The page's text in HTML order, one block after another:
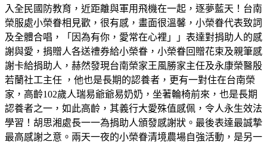
入全民國防教育，近距離與軍用飛機在一起，逐夢藍天！台南
榮服處小榮眷相見歡，很有感，畫面很溫馨，小榮眷代表致詞
及全體合唱，「因為有你，愛常在心裡」」表達對捐助人的感
謝與愛，捐贈人各送禮券給小榮眷，小榮眷回贈花束及親筆感
謝卡給捐助人，赫然發現台南榮家王風勝家主任及永康榮醫殷
若蘭社工主任 ，他也是長期的認養者，更有一對住在台南榮
家，高齡102歲人瑞易爺爺易奶奶，坐著輪椅前來，也是長期
認養者之一，如此高齡，其義行大愛殊值感佩，令人永生效法
學習！胡思湘處長一一為捐助人頒發感謝狀。最後表達最誠摯
最高感謝之意。兩天一夜的小榮眷清境農場自強活動，是另一